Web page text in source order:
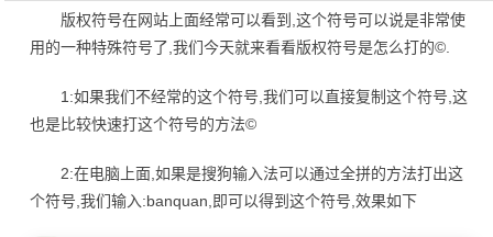
版权符号在网站上面经常可以看到,这个符号可以说是非常使
用的一种特殊符号了,我们今天就来看看版权符号是怎么打的©.
1:如果我们不经常的这个符号,我们可以直接复制这个符号,这
也是比较快速打这个符号的方法©
2:在电脑上面,如果是搜狗输入法可以通过全拼的方法打出这
个符号,我们输入:banquan,即可以得到这个符号,效果如下